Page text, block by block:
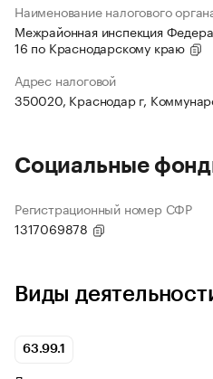
Наименование налогового
Межрайонная инспекция
16 по Краснодарскому краю
Адрес налоговой
350020, Краснодар г,
Социальные
Регистрационный номер СФР
1317069878
Виды
63.99.1